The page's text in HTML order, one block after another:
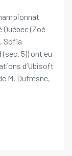
(Zoé
Sofia
5)) ont eu
d’Ubisoft
M. Dufresne,